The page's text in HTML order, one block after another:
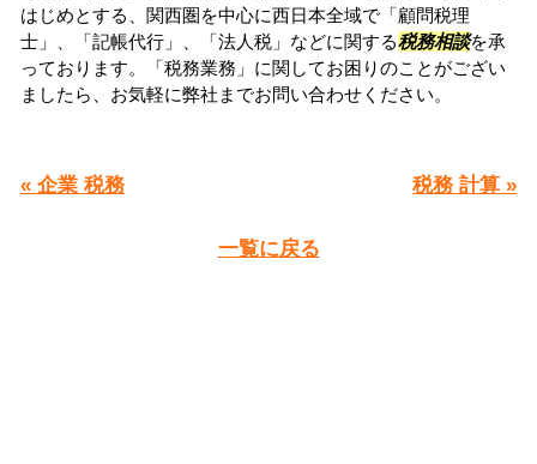
はじめとする、関西圏を中心に西日本全域で「顧問税理
士」、「記帳代行」、「法人税」などに関する税務相談を承
っております。「税務業務」に関してお困りのことがござい
ましたら、お気軽に弊社までお問い合わせください。
« 企業 税務 税務 計算 »
一覧に戻る